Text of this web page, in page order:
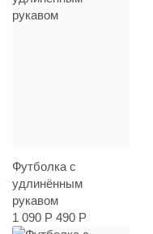
Футболка с
удлинённым
рукавом
1 090 Р 490 Р